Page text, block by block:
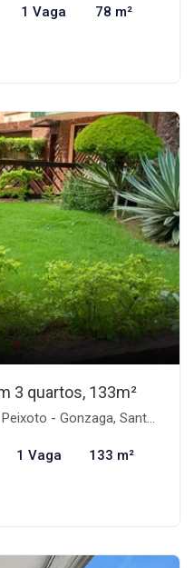
1 Vaga 78 m²
3 quartos, 133m²
- Gonzaga, Santos-SP
1 Vaga 133 m²